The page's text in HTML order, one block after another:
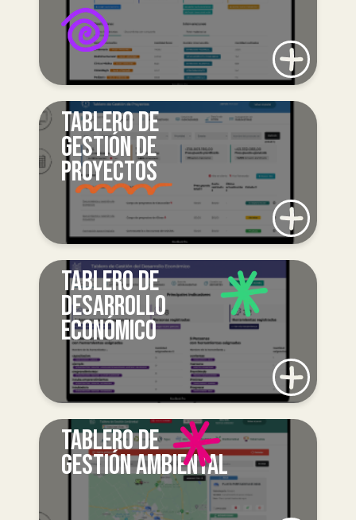
TABLERO DE
GESTIÓN DE
PROYECTOS
TABLERO DE
DESARROLLO
ECONÓMICO
TABLERO DE
GESTIÓN AMBIENTAL